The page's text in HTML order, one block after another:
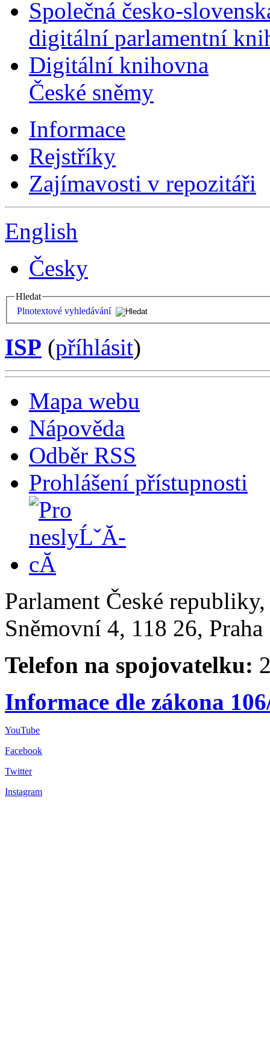
Společná česko-
digitální parlamentní
Digitální knihovna
České sněmy
Informace
Rejstříky
Zajímavosti v repozitáři
English
Česky
Hledat
Plnotextové vyhledávání
ISP (příhlásit)
Mapa webu
Nápověda
Odběr RSS
Prohlášení přístupnosti
Parlament České
Sněmovní 4, 118 26,
Telefon na spojovatelku:
Informace dle zákona
YouTube
Facebook
Twitter
Instagram